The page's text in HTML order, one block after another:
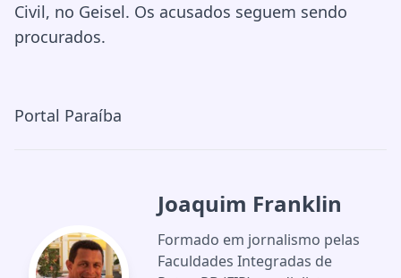
Civil, no Geisel. Os acusados seguem sendo
procurados.
Portal Paraíba
Joaquim Franklin
Formado em jornalismo pelas
Faculdades Integradas de